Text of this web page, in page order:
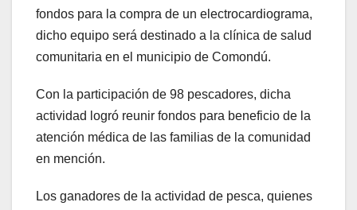
fondos para la compra de un electrocardiograma,
dicho equipo será destinado a la clínica de salud
comunitaria en el municipio de Comondú.
Con la participación de 98 pescadores, dicha
actividad logró reunir fondos para beneficio de la
atención médica de las familias de la comunidad
en mención.
Los ganadores de la actividad de pesca, quienes